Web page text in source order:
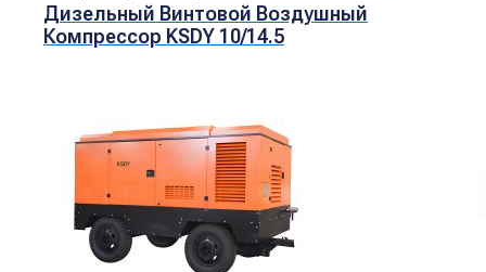
Дизельный Винтовой Воздушный
Компрессор KSDY 10/14.5